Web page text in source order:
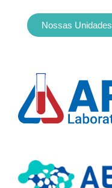
Nossas Unidades